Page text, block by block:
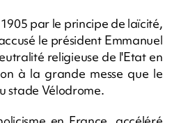
par le principe de laïcité,
le président Emmanuel
religieuse de l'Etat en
à la grande messe que le
stade Vélodrome.